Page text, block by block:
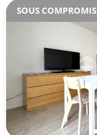
SOUS COMPROMIS